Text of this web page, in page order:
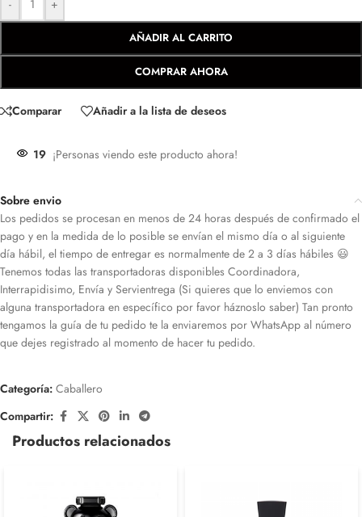
- +
AÑADIR AL CARRITO
COMPRAR AHORA
Comparar Añadir a la lista de deseos
19 ¡Personas viendo este producto ahora!
Sobre envio
Los pedidos se procesan en menos de 24 horas después de confirmado el
pago y en la medida de lo posible se envían el mismo día o al siguiente
día hábil, el tiempo de entregar es normalmente de 2 a 3 días hábiles 😃
Tenemos todas las transportadoras disponibles Coordinadora,
Interrapidisimo, Envía y Servientrega (Si quieres que lo enviemos con
alguna transportadora en específico por favor háznoslo saber) Tan pronto
tengamos la guía de tu pedido te la enviaremos por WhatsApp al número
que dejes registrado al momento de hacer tu pedido.
Categoría: Caballero
Compartir:
Productos relacionados